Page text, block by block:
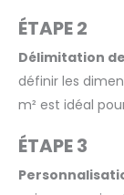
ÉTAPE 2
Délimitation
définir les
m² est idéal
ÉTAPE 3